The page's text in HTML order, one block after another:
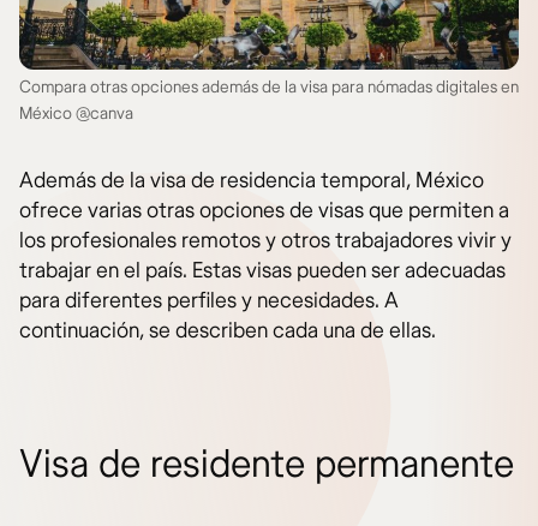
Compara otras opciones además de la visa para nómadas digitales en
México @canva
Además de la visa de residencia temporal, México
ofrece varias otras opciones de visas que permiten a
los profesionales remotos y otros trabajadores vivir y
trabajar en el país. Estas visas pueden ser adecuadas
para diferentes perfiles y necesidades. A
continuación, se describen cada una de ellas.
Visa de residente permanente